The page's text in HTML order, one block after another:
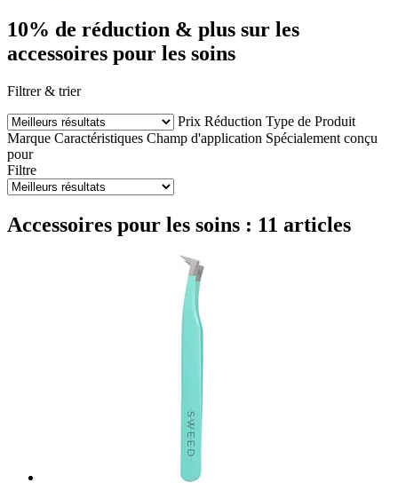
10% de réduction & plus sur les
accessoires pour les soins
Filtrer & trier
Prix Réduction Type de Produit
Marque Caractéristiques Champ d'application Spécialement conçu
pour
Filtre
Accessoires pour les soins : 11 articles